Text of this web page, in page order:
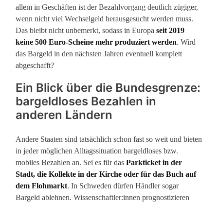
allem in Geschäften ist der Bezahlvorgang deutlich zügiger,
wenn nicht viel Wechselgeld herausgesucht werden muss.
Das bleibt nicht unbemerkt, sodass in Europa seit 2019
keine 500 Euro-Scheine mehr produziert werden. Wird
das Bargeld in den nächsten Jahren eventuell komplett
abgeschafft?
Ein Blick über die Bundesgrenze:
bargeldloses Bezahlen in
anderen Ländern
Andere Staaten sind tatsächlich schon fast so weit und bieten
in jeder möglichen Alltagssituation bargeldloses bzw.
mobiles Bezahlen an. Sei es für das Parkticket in der
Stadt, die Kollekte in der Kirche oder für das Buch auf
dem Flohmarkt. In Schweden dürfen Händler sogar
Bargeld ablehnen. Wissenschaftler:innen prognostizieren